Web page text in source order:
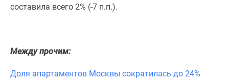
Квартиры
калькулятор
ипотека
составила всего 2% (-7 п.п.).
Между прочим:
Доля апартаментов Москвы сократилась до 24%